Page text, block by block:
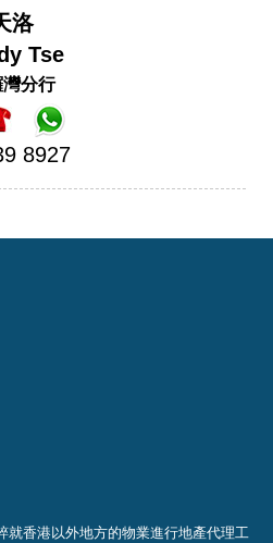
洛
Tse
灣分行
8927
就香港以外地方的物業進行地產代理工